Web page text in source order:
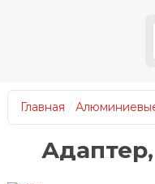
Главная
Адаптер,